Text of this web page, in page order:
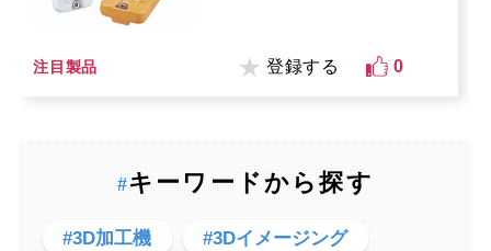
注目製品 登録する 0
#キーワードから探す
#3D加工機 #3Dイメージング